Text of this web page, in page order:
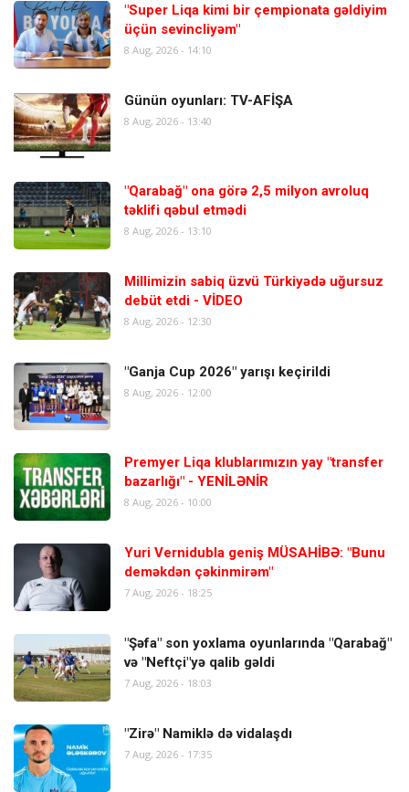
"Super Liqa kimi bir çempionata gəldiyim
üçün sevincliyəm"
8 Aug, 2026 - 14:10
Günün oyunları: TV-AFİŞA
8 Aug, 2026 - 13:40
"Qarabağ" ona görə 2,5 milyon avroluq
təklifi qəbul etmədi
8 Aug, 2026 - 13:10
Millimizin sabiq üzvü Türkiyədə uğursuz
debüt etdi - VİDEO
8 Aug, 2026 - 12:30
"Ganja Cup 2026" yarışı keçirildi
8 Aug, 2026 - 12:00
Premyer Liqa klublarımızın yay "transfer
bazarlığı" - YENİLƏNİR
8 Aug, 2026 - 10:00
Yuri Vernidubla geniş MÜSAHİBƏ: "Bunu
deməkdən çəkinmirəm"
7 Aug, 2026 - 18:25
"Şəfa" son yoxlama oyunlarında "Qarabağ"
və "Neftçi"yə qalib gəldi
7 Aug, 2026 - 18:03
"Zirə" Namiklə də vidalaşdı
7 Aug, 2026 - 17:35